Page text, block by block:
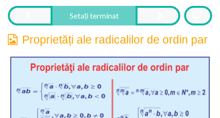
Proprietăți ale radicalilor de ordin par
Setați terminat